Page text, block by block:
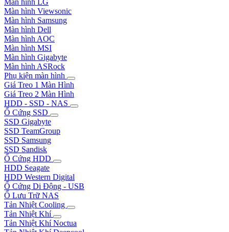
Màn hình LG
Màn hình Viewsonic
Màn hình Samsung
Màn hình Dell
Màn hình AOC
Màn hình MSI
Màn hình Gigabyte
Màn hình ASRock
Phụ kiện màn hình
Giá Treo 1 Màn Hình
Giá Treo 2 Màn Hình
HDD - SSD - NAS
Ổ Cứng SSD
SSD Gigabyte
SSD TeamGroup
SSD Samsung
SSD Sandisk
Ổ Cứng HDD
HDD Seagate
HDD Western Digital
Ổ Cứng Di Động - USB
Ổ Lưu Trữ NAS
Tản Nhiệt Cooling
Tản Nhiệt Khí
Tản Nhiệt Khí Noctua